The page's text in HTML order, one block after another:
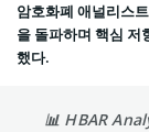
암호화폐 애널리스
을 돌파하며 핵심 저
했다.
📊 HBAR